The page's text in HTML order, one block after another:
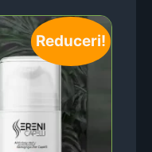
Reduceri!